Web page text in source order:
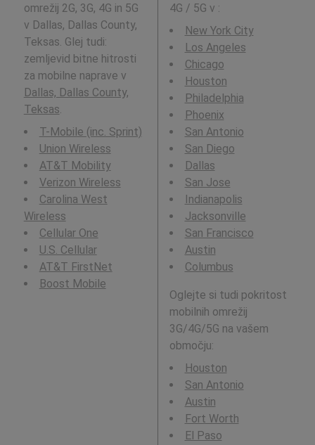
omrežij 2G, 3G, 4G in 5G
v Dallas, Dallas County,
Teksas. Glej tudi:
zemljevid bitne hitrosti
za mobilne naprave v
Dallas, Dallas County,
Teksas
T-Mobile (inc. Sprint)
Union Wireless
AT&T Mobility
Verizon Wireless
Carolina West
Wireless
Cellular One
U.S. Cellular
AT&T FirstNet
Boost Mobile
4G / 5G v :
New York City
Los Angeles
Chicago
Houston
Philadelphia
Phoenix
San Antonio
San Diego
Dallas
San Jose
Indianapolis
Jacksonville
San Francisco
Austin
Columbus
Oglejte si tudi pokritost
mobilnih omrežij
3G/4G/5G na vašem
območju:
Houston
San Antonio
Austin
Fort Worth
El Paso